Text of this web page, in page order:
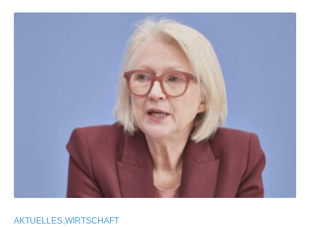
AKTUELLES WIRTSCHAFT